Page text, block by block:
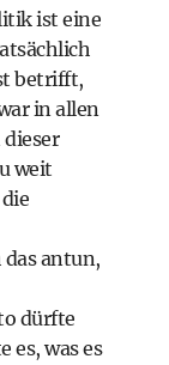
ist eine
betrifft,
in allen
weit
das antun,
dürfte
es, was es